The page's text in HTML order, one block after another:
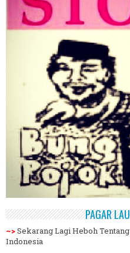
PAGAR
~>Sekarang Lagi Heboh
Indonesia